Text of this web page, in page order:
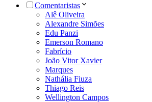
Comentaristas
Alê Oliveira
Alexandre Simões
Edu Panzi
Emerson Romano
Fabrício
João Vitor Xavier
Marques
Nathália Fiuza
Thiago Reis
Wellington Campos